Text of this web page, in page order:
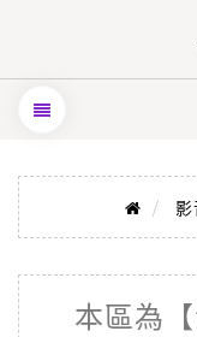
影
本區為【